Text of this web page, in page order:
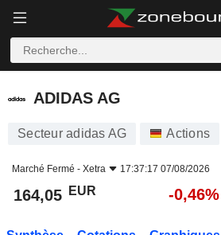
ADIDAS AG
ADIDAS AG
Secteur adidas AG Actions
Marché Fermé - Xetra 17:37:17 07/08/2026
164,05 EUR -0,46%